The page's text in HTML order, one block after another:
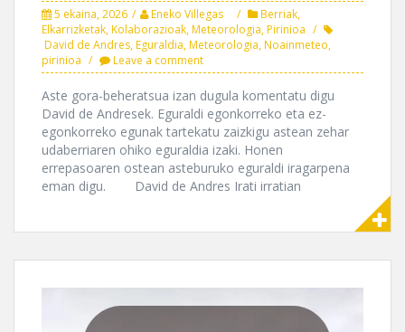
5 ekaina, 2026 Eneko Villegas Berriak,
Elkarrizketak,Kolaborazioak,Meteorologia,Pirinioa
David de Andres,Eguraldia,Meteorologia,Noainmeteo,
pirinioa
Leave a comment
Aste gora-beheratsua izan dugula komentatu digu
David de Andresek. Eguraldi egonkorreko eta ez-
egonkorreko egunak tartekatu zaizkigu astean zehar
udaberriaren ohiko eguraldia izaki. Honen
errepasoaren ostean asteburuko eguraldi iragarpena
eman digu. David de Andres Irati irratian